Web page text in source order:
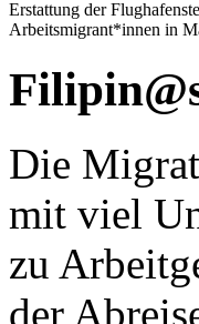
Erstattung der
Arbeitsmigrant*innen in
Die
mit viel
zu
der